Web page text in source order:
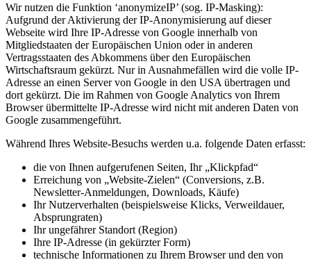
Wir nutzen die Funktion ‘anonymizeIP’ (sog. IP-Masking):
Aufgrund der Aktivierung der IP-Anonymisierung auf dieser
Webseite wird Ihre IP-Adresse von Google innerhalb von
Mitgliedstaaten der Europäischen Union oder in anderen
Vertragsstaaten des Abkommens über den Europäischen
Wirtschaftsraum gekürzt. Nur in Ausnahmefällen wird die volle IP-
Adresse an einen Server von Google in den USA übertragen und
dort gekürzt. Die im Rahmen von Google Analytics von Ihrem
Browser übermittelte IP-Adresse wird nicht mit anderen Daten von
Google zusammengeführt.
Während Ihres Website-Besuchs werden u.a. folgende Daten erfasst:
die von Ihnen aufgerufenen Seiten, Ihr „Klickpfad“
Erreichung von „Website-Zielen“ (Conversions, z.B.
Newsletter-Anmeldungen, Downloads, Käufe)
Ihr Nutzerverhalten (beispielsweise Klicks, Verweildauer,
Absprungraten)
Ihr ungefährer Standort (Region)
Ihre IP-Adresse (in gekürzter Form)
technische Informationen zu Ihrem Browser und den von